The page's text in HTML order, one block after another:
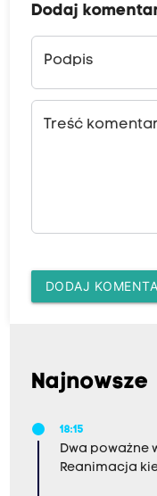
Dodaj
Podpis
Treść
DODAJ
Najnowsze
18:15
Dwa poważne
Reanimacja